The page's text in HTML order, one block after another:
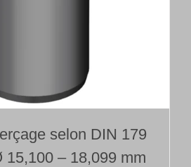
mm
selon DIN 179
15,100 – 18,099 mm